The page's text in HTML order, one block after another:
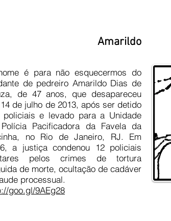
Amarildo
é para não esquecermos do
de pedreiro Amarildo Dias de
de 47 anos, que desapareceu
de julho de 2013, após ser detido
policiais e levado para a Unidade
Pacificadora da Favela da
no Rio de Janeiro, RJ. Em
a justiça condenou 12 policiais
pelos crimes de tortura
de morte, ocultação de cadáver
processual.
goo.gl/9AEg28